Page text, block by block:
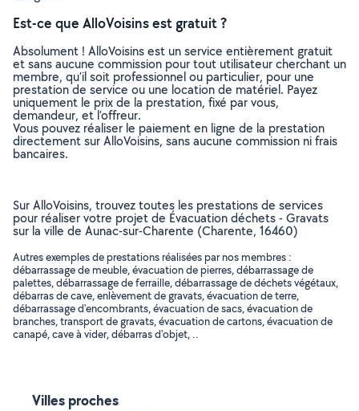
Est-ce que AlloVoisins est gratuit ?
Absolument ! AlloVoisins est un service entièrement gratuit
et sans aucune commission pour tout utilisateur cherchant un
membre, qu’il soit professionnel ou particulier, pour une
prestation de service ou une location de matériel. Payez
uniquement le prix de la prestation, fixé par vous,
demandeur, et l’offreur.
Vous pouvez réaliser le paiement en ligne de la prestation
directement sur AlloVoisins, sans aucune commission ni frais
bancaires.
Sur AlloVoisins, trouvez toutes les prestations de services
pour réaliser votre projet de Évacuation déchets - Gravats
sur la ville de Aunac-sur-Charente (Charente, 16460)
Autres exemples de prestations réalisées par nos membres :
débarrassage de meuble, évacuation de pierres, débarrassage de
palettes, débarrassage de ferraille, débarrassage de déchets végétaux,
débarras de cave, enlèvement de gravats, évacuation de terre,
débarrassage d'encombrants, évacuation de sacs, évacuation de
branches, transport de gravats, évacuation de cartons, évacuation de
canapé, cave à vider, débarras d'objet, ..
Villes proches